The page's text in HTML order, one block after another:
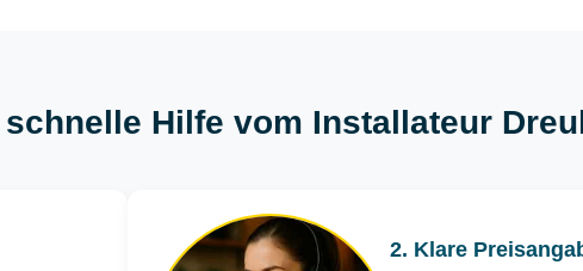
Hilfe vom Installateur
2. Klare